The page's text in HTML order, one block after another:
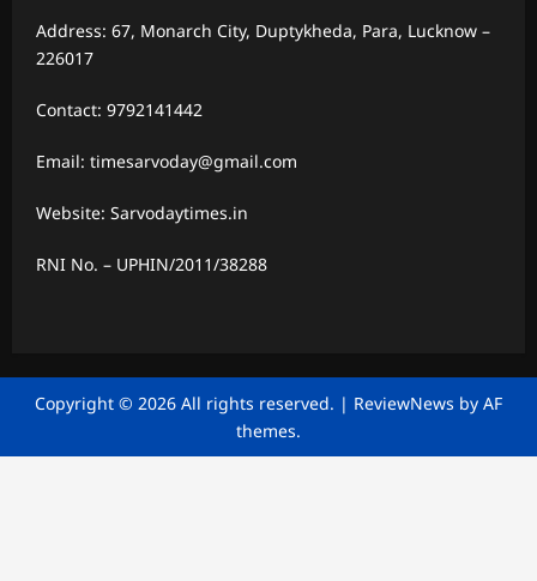
Address: 67, Monarch City, Duptykheda, Para, Lucknow –
226017
Contact: 9792141442
Email: timesarvoday@gmail.com
Website: Sarvodaytimes.in
RNI No. – UPHIN/2011/38288
Copyright © 2026 All rights reserved. | ReviewNews by AF
themes.